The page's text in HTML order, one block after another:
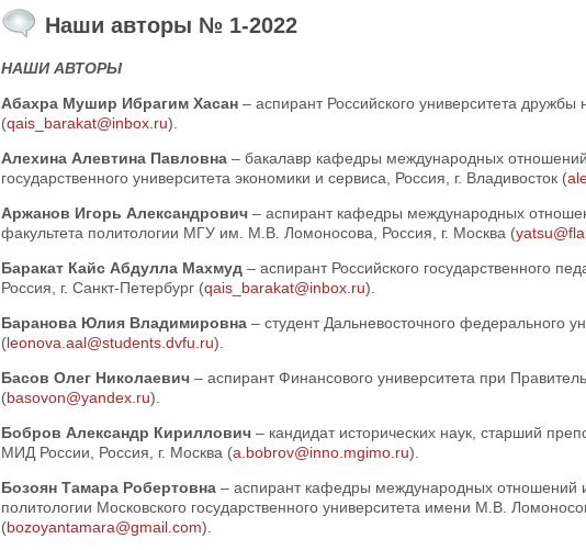
Наши авторы № 1-2022
НАШИ АВТОРЫ
Абахра Мушир Ибрагим Хасан – аспирант Российского университета дружбы
(qais_barakat@inbox.ru).
Алехина Алевтина Павловна – бакалавр кафедры международных отношений
государственного университета экономики и сервиса, Россия, г. Владивосток (
Аржанов Игорь Александрович – аспирант кафедры международных
факультета политологии МГУ им. М.В. Ломоносова, Россия, г. Москва (
Баракат Кайс Абдулла Махмуд – аспирант Российского государственного
Россия, г. Санкт-Петербург (qais_barakat@inbox.ru).
Баранова Юлия Владимировна– студент Дальневосточного федерального
(leonova.aal@students.dvfu.ru).
Басов Олег Николаевич – аспирант Финансового университета при
(basovon@yandex.ru).
Бобров Александр Кириллович – кандидат исторических наук, старший
МИД России, Россия, г. Москва (a.bobrov@inno.mgimo.ru).
Бозоян Тамара Робертовна – аспирант кафедры международных отношений
политологии Московского государственного университета имени М.В.
(bozoyantamara@gmail.com).